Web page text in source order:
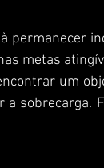
metas
um
sobrecarga.